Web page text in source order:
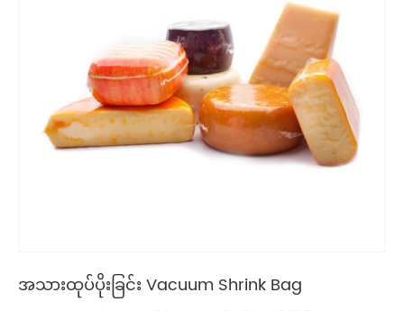
အသားထုပ်ပိုးခြင်း Vacuum Shrink Bag